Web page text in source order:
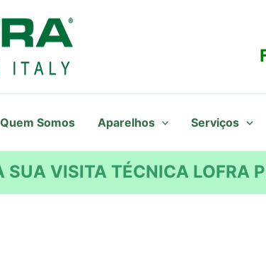
Quem Somos Aparelhos Serviços
SUA VISITA TÉCNICA LOFRA